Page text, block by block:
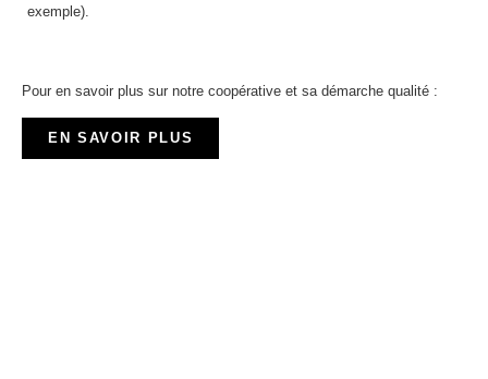
exemple).
Pour en savoir plus sur notre coopérative et sa démarche qualité :
EN SAVOIR PLUS